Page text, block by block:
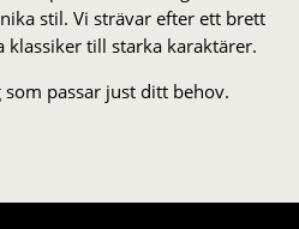
stil. Vi strä­var efter ett brett
till starka karaktärer.
passar just ditt behov.